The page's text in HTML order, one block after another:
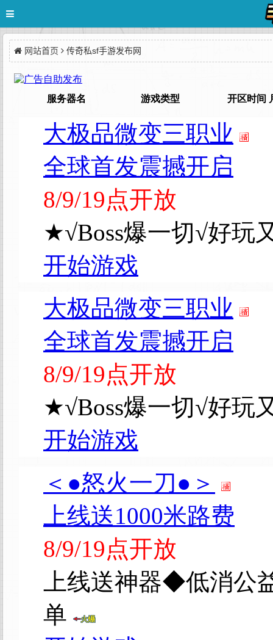
网站首页 传奇私sf手游发布网